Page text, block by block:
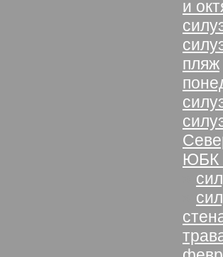
и
пляж
ЮБК